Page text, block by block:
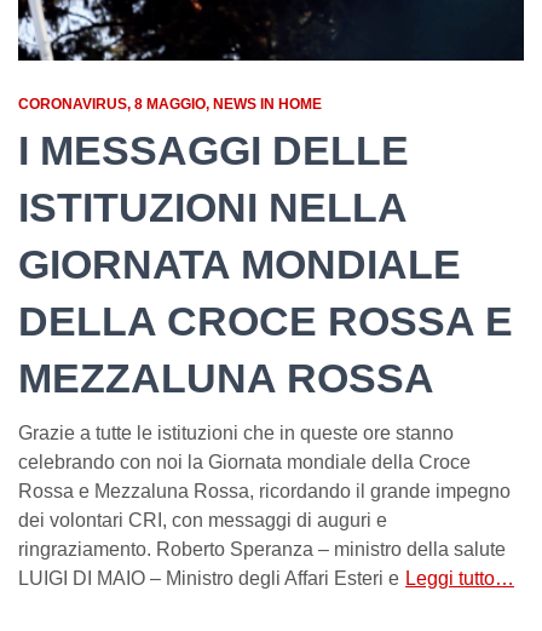
CORONAVIRUS 8 MAGGIO NEWS IN HOME
I MESSAGGI DELLE
ISTITUZIONI NELLA
GIORNATA MONDIALE
DELLA CROCE ROSSA E
MEZZALUNA ROSSA
Grazie a tutte le istituzioni che in queste ore stanno
celebrando con noi la Giornata mondiale della Croce
Rossa e Mezzaluna Rossa, ricordando il grande impegno
dei volontari CRI, con messaggi di auguri e
ringraziamento. Roberto Speranza – ministro della salute
LUIGI DI MAIO – Ministro degli Affari Esteri e Leggi tutto…